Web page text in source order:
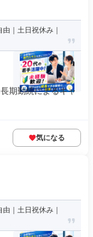
｜土日祝休み｜
期勤続によるキャ
気になる
｜土日祝休み｜